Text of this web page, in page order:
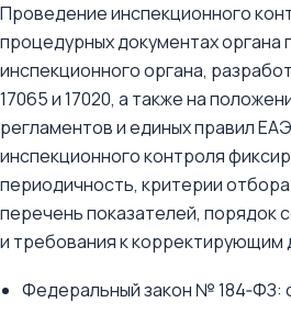
Проведение инспекционного
процедурных документах органа
инспекционного органа,
17065 и 17020, а также на
регламентов и единых правил
инспекционного контроля
периодичность, критерии
перечень показателей, порядок
и требования к корректирующим
Федеральный закон № 184‑ФЗ: